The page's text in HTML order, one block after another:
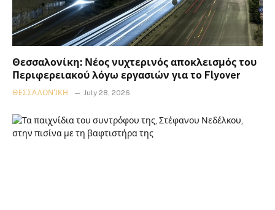
Θεσσαλονίκη: Νέος νυχτερινός αποκλεισμός του
Περιφερειακού λόγω εργασιών για το Flyover
ΘΕΣΣΑΛΟΝΊΚΗ July 28, 2026